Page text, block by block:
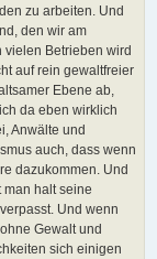
zu arbeiten. Und
den wir am
vielen Betrieben wird
auf rein gewaltfreier
Ebene ab,
da eben wirklich
Anwälte und
auch, dass wenn
dazukommen. Und
halt seine
Und wenn
Gewalt und
sich einigen